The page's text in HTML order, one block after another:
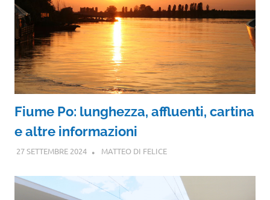
Fiume Po: lunghezza, affluenti, cartina
e altre informazioni
27 SETTEMBRE 2024 MATTEO DI FELICE